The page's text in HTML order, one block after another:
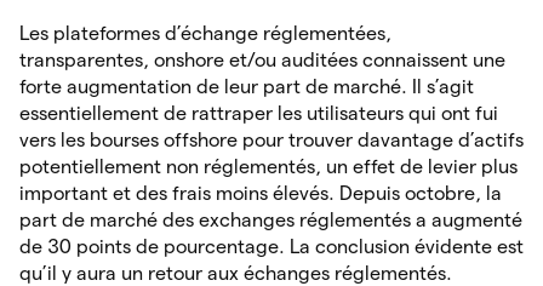
Les plateformes d’échange réglementées,
transparentes, onshore et/ou auditées connaissent une
forte augmentation de leur part de marché. Il s’agit
essentiellement de rattraper les utilisateurs qui ont fui
vers les bourses offshore pour trouver davantage d’actifs
potentiellement non réglementés, un effet de levier plus
important et des frais moins élevés. Depuis octobre, la
part de marché des exchanges réglementés a augmenté
de 30 points de pourcentage. La conclusion évidente est
qu’il y aura un retour aux échanges réglementés.